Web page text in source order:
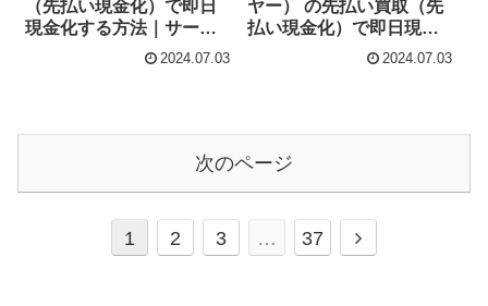
（先払い現金化）で即日
現金化する方法｜サービ
ス内容・詳細情報2024.07.03
ヤー） の先払い買取（先
払い現金化）で即日現金
化する方法｜サービス内
2024.07.03
次のページ
1 2 3 … 37
次